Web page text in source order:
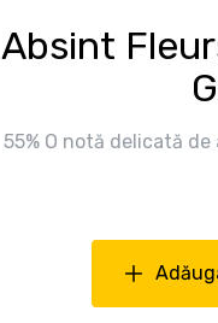
Absint
55% O notă delicată